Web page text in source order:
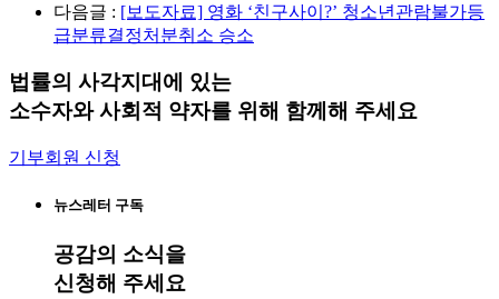
다음글 : [보도자료] 영화 ‘친구사이?’ 청소년관람불가등
급분류결정처분취소 승소
법률의 사각지대에 있는
소수자와 사회적 약자를 위해 함께해 주세요
기부회원 신청
뉴스레터 구독
공감의 소식을
신청해 주세요